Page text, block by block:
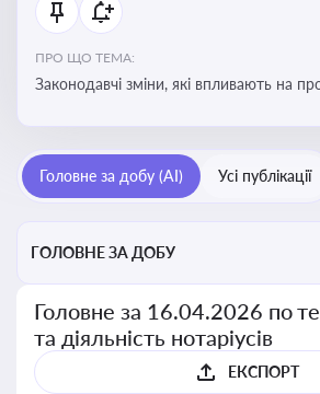
ПРО ЩО ТЕМА:
Законодавчі зміни, які впливають на
Головне за добу (AI) Усі публікації
ГОЛОВНЕ ЗА ДОБУ
Головне за 16.04.2026 по
та діяльність нотаріусів
ЕКСПОРТ